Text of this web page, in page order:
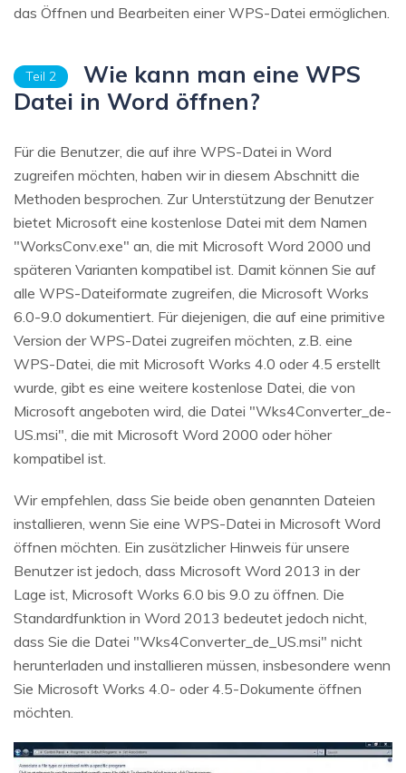
das Öffnen und Bearbeiten einer WPS-Datei ermöglichen.
Teil 2
Wie kann man eine WPS
Datei in Word öffnen?
Für die Benutzer, die auf ihre WPS-Datei in Word
zugreifen möchten, haben wir in diesem Abschnitt die
Methoden besprochen. Zur Unterstützung der Benutzer
bietet Microsoft eine kostenlose Datei mit dem Namen
"WorksConv.exe" an, die mit Microsoft Word 2000 und
späteren Varianten kompatibel ist. Damit können Sie auf
alle WPS-Dateiformate zugreifen, die Microsoft Works
6.0-9.0 dokumentiert. Für diejenigen, die auf eine primitive
Version der WPS-Datei zugreifen möchten, z.B. eine
WPS-Datei, die mit Microsoft Works 4.0 oder 4.5 erstellt
wurde, gibt es eine weitere kostenlose Datei, die von
Microsoft angeboten wird, die Datei "Wks4Converter_de-
US.msi", die mit Microsoft Word 2000 oder höher
kompatibel ist.
Wir empfehlen, dass Sie beide oben genannten Dateien
installieren, wenn Sie eine WPS-Datei in Microsoft Word
öffnen möchten. Ein zusätzlicher Hinweis für unsere
Benutzer ist jedoch, dass Microsoft Word 2013 in der
Lage ist, Microsoft Works 6.0 bis 9.0 zu öffnen. Die
Standardfunktion in Word 2013 bedeutet jedoch nicht,
dass Sie die Datei "Wks4Converter_de_US.msi" nicht
herunterladen und installieren müssen, insbesondere wenn
Sie Microsoft Works 4.0- oder 4.5-Dokumente öffnen
möchten.